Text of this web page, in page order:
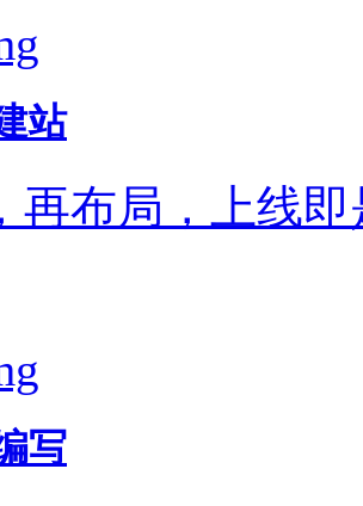
站
再布局，上线
写